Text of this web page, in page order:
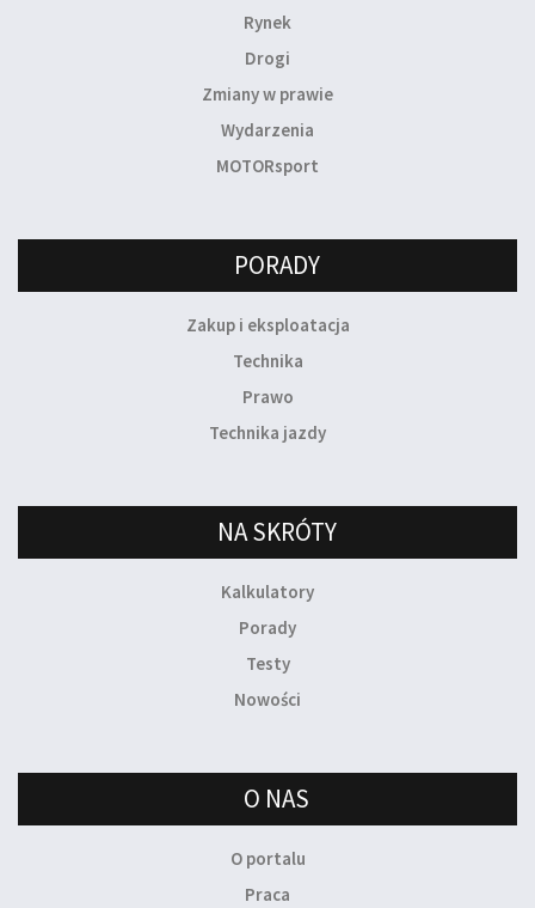
Rynek
Drogi
Zmiany w prawie
Wydarzenia
MOTORsport
PORADY
Zakup i eksploatacja
Technika
Prawo
Technika jazdy
NA SKRÓTY
Kalkulatory
Porady
Testy
Nowości
O NAS
O portalu
Praca